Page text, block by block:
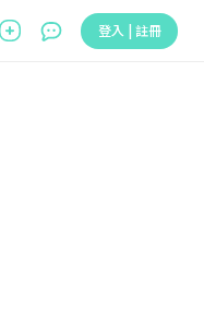
登入 | 註冊